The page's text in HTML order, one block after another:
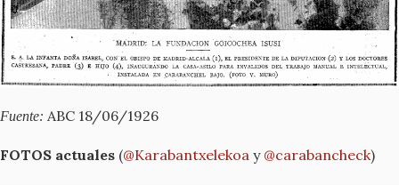
Fuente: ABC 18/06/1926
FOTOS actuales (@Karabantxelekoa y @carabancheck)